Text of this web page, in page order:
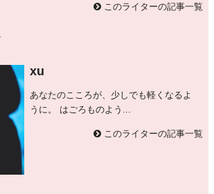
このライターの記事一覧
xu
あなたのこころが、少しでも軽くなるよ
うに。 はごろものよう...
このライターの記事一覧